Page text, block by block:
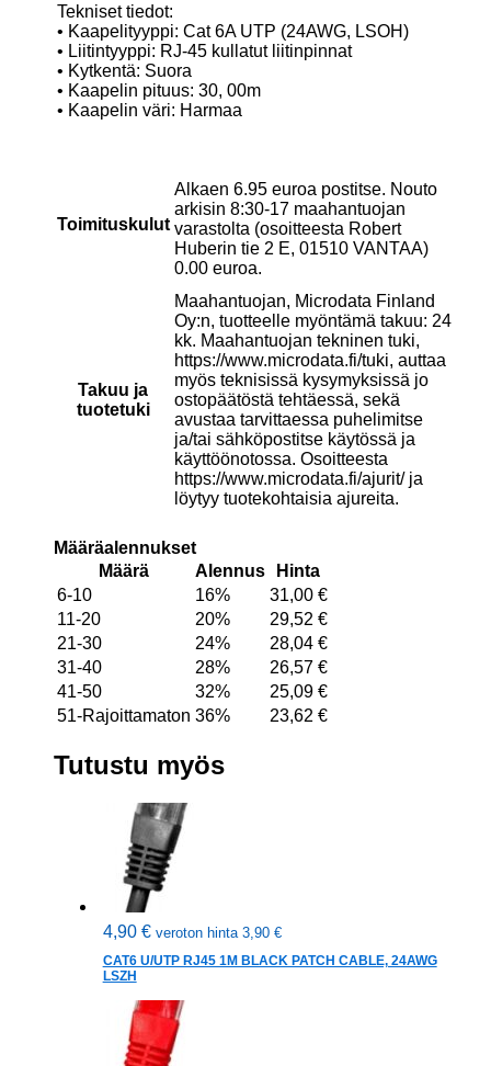
Tekniset tiedot:
• Kaapelityyppi: Cat 6A UTP (24AWG, LSOH)
• Liitintyyppi: RJ-45 kullatut liitinpinnat
• Kytkentä: Suora
• Kaapelin pituus: 30, 00m
• Kaapelin väri: Harmaa
Toimituskulut
Alkaen 6.95 euroa postitse. Nouto
arkisin 8:30-17 maahantuojan
varastolta (osoitteesta Robert
Huberin tie 2 E, 01510 VANTAA)
0.00 euroa.
Takuu ja
tuotetuki
Maahantuojan, Microdata Finland
Oy:n, tuotteelle myöntämä takuu: 24
kk. Maahantuojan tekninen tuki,
https://www.microdata.fi/tuki, auttaa
myös teknisissä kysymyksissä jo
ostopäätöstä tehtäessä, sekä
avustaa tarvittaessa puhelimitse
ja/tai sähköpostitse käytössä ja
käyttöönotossa. Osoitteesta
https://www.microdata.fi/ajurit/ ja
löytyy tuotekohtaisia ajureita.
Määräalennukset
Määrä
Alennus
Hinta
6-10
16% 31,00 €
11-20
20% 29,52 €
21-30
24% 28,04 €
31-40
28% 26,57 €
41-50
32% 25,09 €
51-Rajoittamaton 36% 23,62 €
Tutustu myös
4,90 € veroton hinta 3,90 €
CAT6 U/UTP RJ45 1M BLACK PATCH CABLE, 24AWG
LSZH